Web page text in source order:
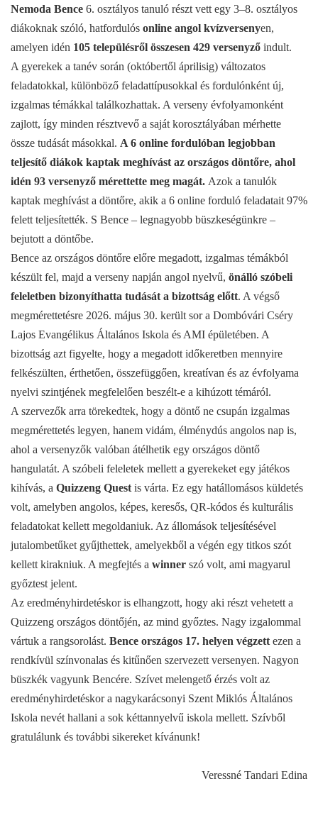
Nemoda Bence 6. osztályos tanuló részt vett egy 3–8. osztályos
diákoknak szóló, hatfordulós online angol kvízversenyen,
amelyen idén 105 településről összesen 429 versenyző indult.
A gyerekek a tanév során (októbertől áprilisig) változatos
feladatokkal, különböző feladattípusokkal és fordulónként új,
izgalmas témákkal találkozhattak. A verseny évfolyamonként
zajlott, így minden résztvevő a saját korosztályában mérhette
össze tudását másokkal. A 6 online fordulóban legjobban
teljesítő diákok kaptak meghívást az országos döntőre, ahol
idén 93 versenyző mérettette meg magát. Azok a tanulók
kaptak meghívást a döntőre, akik a 6 online forduló feladatait 97%
felett teljesítették. S Bence – legnagyobb büszkeségünkre –
bejutott a döntőbe.
Bence az országos döntőre előre megadott, izgalmas témákból
készült fel, majd a verseny napján angol nyelvű, önálló szóbeli
feleletben bizonyíthatta tudását a bizottság előtt. A végső
megmérettetésre 2026. május 30. került sor a Dombóvári Cséry
Lajos Evangélikus Általános Iskola és AMI épületében. A
bizottság azt figyelte, hogy a megadott időkeretben mennyire
felkészülten, érthetően, összefüggően, kreatívan és az évfolyama
nyelvi szintjének megfelelően beszélt-e a kihúzott témáról.
A szervezők arra törekedtek, hogy a döntő ne csupán izgalmas
megmérettetés legyen, hanem vidám, élménydús angolos nap is,
ahol a versenyzők valóban átélhetik egy országos döntő
hangulatát. A szóbeli feleletek mellett a gyerekeket egy játékos
kihívás, a Quizzeng Quest is várta. Ez egy hatállomásos küldetés
volt, amelyben angolos, képes, keresős, QR-kódos és kulturális
feladatokat kellett megoldaniuk. Az állomások teljesítésével
jutalombetűket gyűjthettek, amelyekből a végén egy titkos szót
kellett kirakniuk. A megfejtés a winner szó volt, ami magyarul
győztest jelent.
Az eredményhirdetéskor is elhangzott, hogy aki részt vehetett a
Quizzeng országos döntőjén, az mind győztes. Nagy izgalommal
vártuk a rangsorolást. Bence országos 17. helyen végzett ezen a
rendkívül színvonalas és kitűnően szervezett versenyen. Nagyon
büszkék vagyunk Bencére. Szívet melengető érzés volt az
eredményhirdetéskor a nagykarácsonyi Szent Miklós Általános
Iskola nevét hallani a sok kéttannyelvű iskola mellett. Szívből
gratulálunk és további sikereket kívánunk!
Veressné Tandari Edina